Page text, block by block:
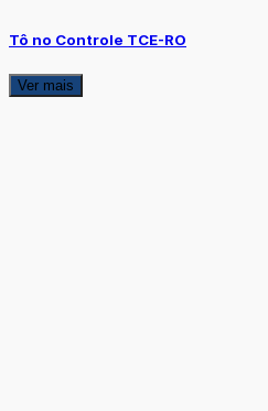
Tô no Controle TCE-RO
Ver mais